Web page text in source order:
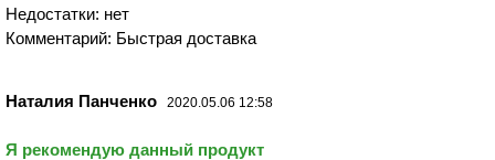
Недостатки: нет
Комментарий: Быстрая доставка
Наталия Панченко 2020.05.06 12:58
Я рекомендую данный продукт